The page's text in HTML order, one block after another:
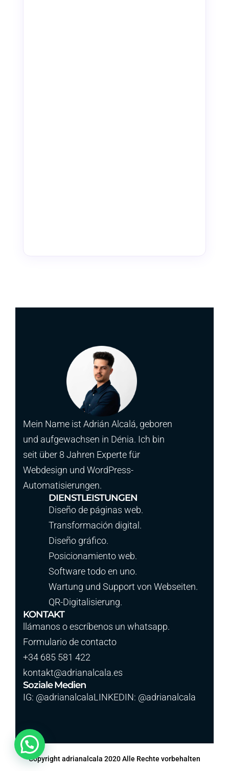
Mein Name ist Adrián Alcalá, geboren
und aufgewachsen in Dénia. Ich bin
seit über 8 Jahren Experte für
Webdesign und WordPress-
Automatisierungen.
DIENSTLEISTUNGEN
Diseño de páginas web.
Transformación digital.
Diseño gráfico.
Posicionamiento web.
Software todo en uno.
Wartung und Support von Webseiten.
QR-Digitalisierung.
KONTAKT
llámanos o escríbenos un whatsapp.
Formulario de contacto
+34 685 581 422
kontakt@adrianalcala.es
Soziale Medien
IG: @adrianalcalaLINKEDIN: @adrianalcala
Copyright adrianalcala 2020 Alle Rechte vorbehalten